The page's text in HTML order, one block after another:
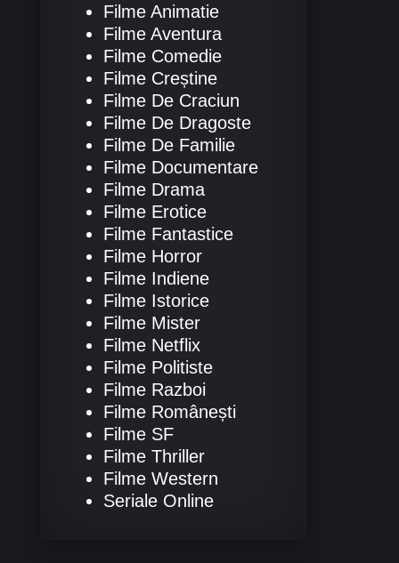
Filme Animatie
Filme Aventura
Filme Comedie
Filme Creștine
Filme De Craciun
Filme De Dragoste
Filme De Familie
Filme Documentare
Filme Drama
Filme Erotice
Filme Fantastice
Filme Horror
Filme Indiene
Filme Istorice
Filme Mister
Filme Netflix
Filme Politiste
Filme Razboi
Filme Românești
Filme SF
Filme Thriller
Filme Western
Seriale Online